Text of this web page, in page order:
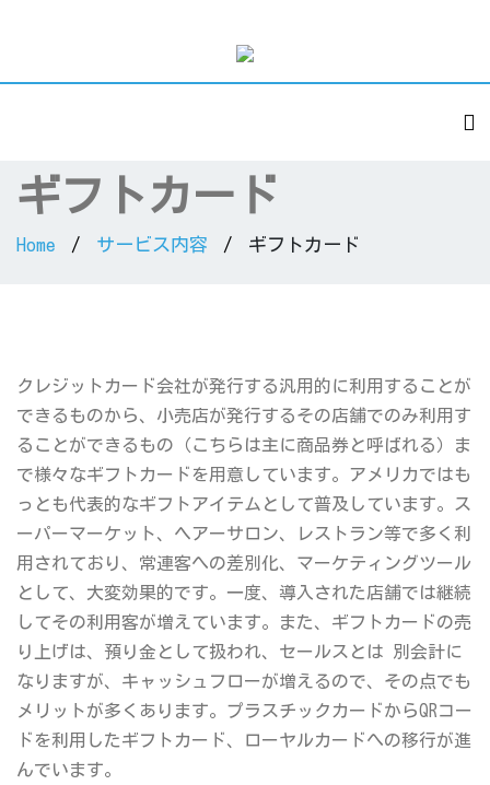
ギフトカード
Home サービス内容 ギフトカード
クレジットカード会社が発行する汎用的に利用することが
できるものから、小売店が発行するその店舗でのみ利用す
ることができるもの（こちらは主に商品券と呼ばれる）ま
で様々なギフトカードを用意しています。アメリカではも
っとも代表的なギフトアイテムとして普及しています。ス
ーパーマーケット、ヘアーサロン、レストラン等で多く利
用されており、常連客への差別化、マーケティングツール
として、大変効果的です。一度、導入された店舗では継続
してその利用客が増えています。また、ギフトカードの売
り上げは、預り金として扱われ、セールスとは 別会計に
なりますが、キャッシュフローが増えるので、その点でも
メリットが多くあります。プラスチックカードからQRコー
ドを利用したギフトカード、ローヤルカードへの移行が進
んでいます。